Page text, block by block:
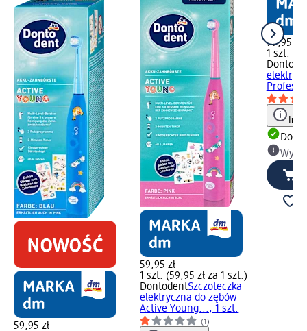
59,95 zł
59,95 zł
1 szt. (59,95 zł za 1 szt.)
DontodentSzczoteczka
elektryczna do zębów
Active Young..., 1 szt.
(1)
99,95 zł
1 szt.